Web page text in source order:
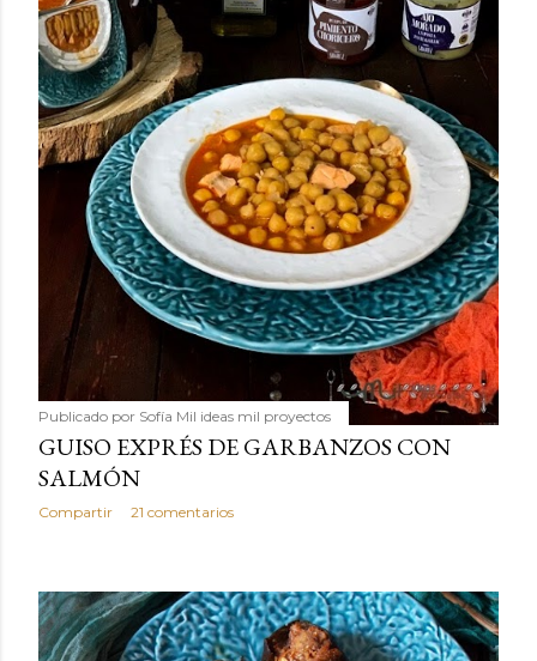
Publicado por Sofía Mil ideas mil proyectos
GUISO EXPRÉS DE GARBANZOS CON
SALMÓN
Compartir 21 comentarios